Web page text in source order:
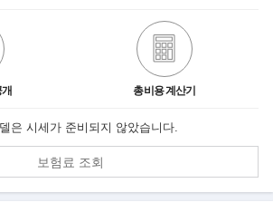
총비용 계산기
은 시세가 준비되지 않았습니다.
보험료 조회